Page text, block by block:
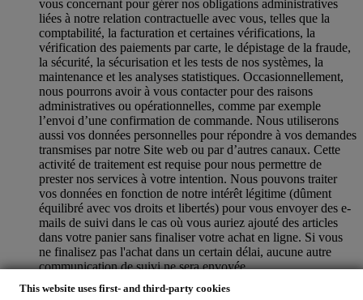
This website uses first- and third-party cookies
vous concernant pour gérer nos obligations administratives
liées à notre relation contractuelle avec vous, telles que la
comptabilité, la facturation et certaines vérifications, la
vérification des paiements par carte, le dépistage de la fraude,
la sécurité, la sécurisation et les tests de nos systèmes, la
maintenance et les analyses statistiques. Occasionnellement,
nous pourrons avoir à vous contacter pour des raisons
administratives ou opérationnelles, comme par exemple
l’envoi d’une confirmation de commande. Nous utiliserons
aussi vos données personnelles pour répondre à vos demandes
transmises par notre Site web ou par d’autres canaux. Cette
activité de traitement est requise pour nous permettre de
prester nos services à votre intention. Nous pouvons traiter
vos données en fonction de notre intérêt légitime (dûment
équilibré avec vos droits et libertés) pour vous envoyer des e-
mails de suivi dans le cas où vous auriez ajouté des articles
dans votre panier sans finaliser votre achat en ligne. Si vous
ne finalisez pas l'achat dans un certain délai, aucune autre
communication de suivi ne sera envoyée.
POUR VOUS INFORMER À PROPOS DES
NOUVELLES ET OFFRES CONCERNANT LES